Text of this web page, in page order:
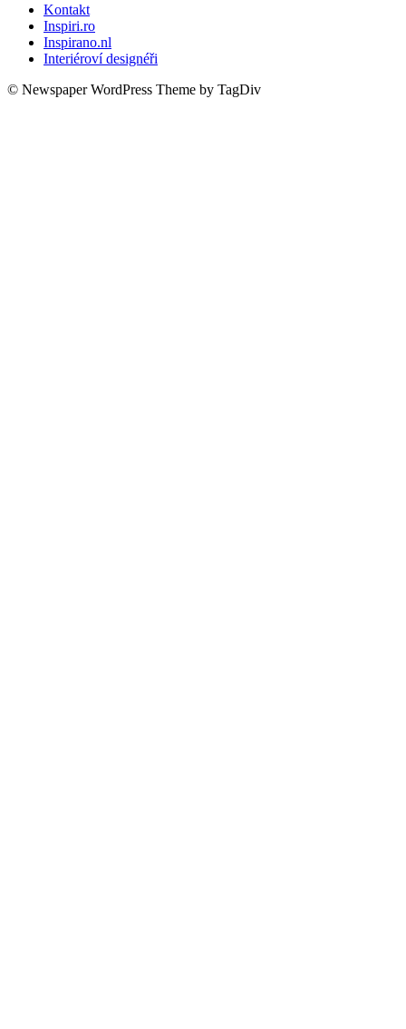
Kontakt
Inspiri.ro
Inspirano.nl
Interiéroví designéři
© Newspaper WordPress Theme by TagDiv